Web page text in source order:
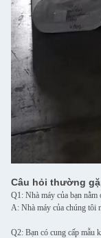
Câu hỏi thường
Q1: Nhà máy của bạn nằm
A: Nhà máy của chúng tôi
Q2: Bạn có cung cấp mẫu